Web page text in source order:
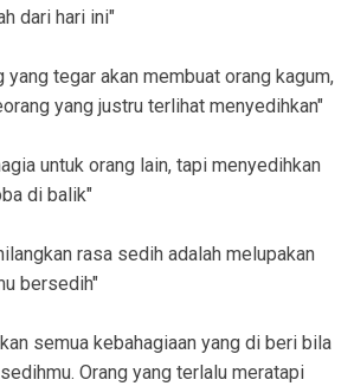
dari hari ini"
tegar akan membuat orang kagum,
yang justru terlihat menyedihkan"
untuk orang lain, tapi menyedihkan
di balik"
rasa sedih adalah melupakan
bersedih"
semua kebahagiaan yang di beri bila
Orang yang terlalu meratapi